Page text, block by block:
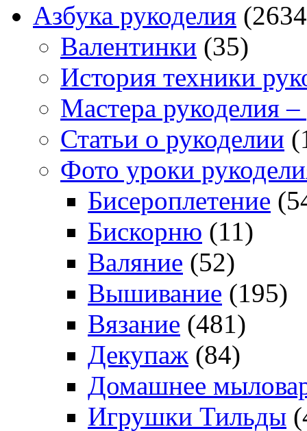
Азбука рукоделия
Валентинки (35)
История техники
Мастера рукоделия
Статьи о рукоделии
Фото уроки
Бисероплетение
Бискорню (11)
Валяние (52)
Вышивание (195)
Вязание (481)
Декупаж (84)
Домашнее
Игрушки Тильды